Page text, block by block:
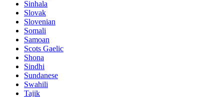
Sinhala
Slovak
Slovenian
Somali
Samoan
Scots Gaelic
Shona
Sindhi
Sundanese
Swahili
Tajik